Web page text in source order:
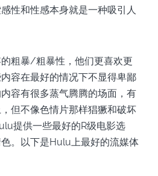
性和性感本身就是一种吸引人
粗暴/粗暴性，他们更喜欢更
容在最好的情况下不显得卑鄙
容有很多蒸气腾腾的场面，有
但不像色情片那样猖獗和破坏
提供一些最好的R级电影选
。以下是Hulu上最好的流媒体